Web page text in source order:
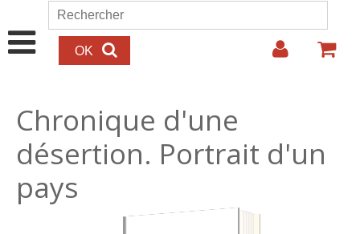
Aller au contenu principal
Formulaire de recherche
Rechercher
Chronique d'une
désertion. Portrait d'un
pays